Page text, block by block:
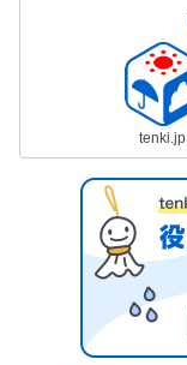
tenki.jp